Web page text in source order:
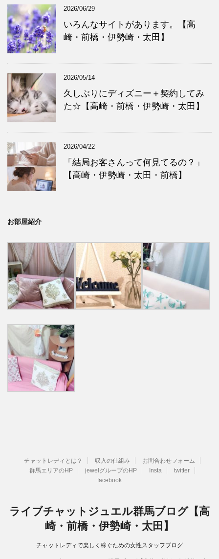
2026/06/29
いろんなサイトがあります。【高
崎・前橋・伊勢崎・太田】
2026/05/14
久しぶりにディズニー＋契約してみ
た☆【高崎・前橋・伊勢崎・太田】
2026/04/22
「結局お客さんって何見てるの？」
【高崎・伊勢崎・太田・前橋】
お部屋紹介
チャットレディとは？ 収入の仕組み
お問合わせフォーム
群馬エリアのHP
jewelグループのHP Insta
twitter
facebook
ライブチャットジュエル群馬ブログ【高
崎・前橋・伊勢崎・太田】
チャットレディで楽しく稼ぐための女性スタッフブログ